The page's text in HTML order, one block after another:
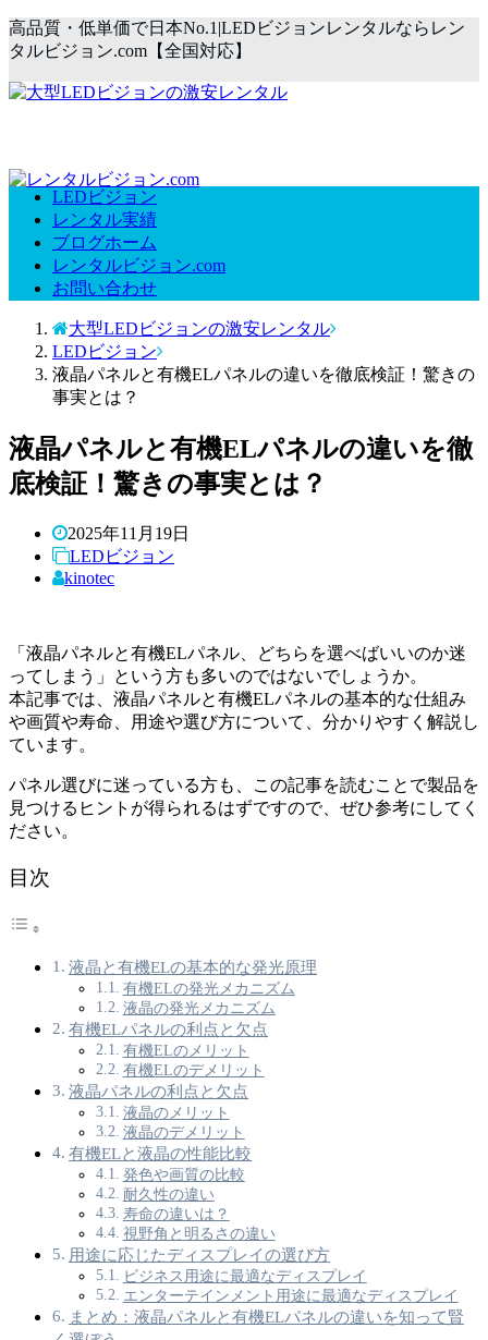
高品質・低単価で日本No.1|LEDビジョンレンタルならレン
タルビジョン.com【全国対応】
LEDビジョン
レンタル実績
ブログホーム
レンタルビジョン.com
お問い合わせ
大型LEDビジョンの激安レンタル
LEDビジョン
液晶パネルと有機ELパネルの違いを徹底検証！驚きの
事実とは？
液晶パネルと有機ELパネルの違いを徹
底検証！驚きの事実とは？
2025年11月19日
LEDビジョン
kinotec
「液晶パネルと有機ELパネル、どちらを選べばいいのか迷
ってしまう」という方も多いのではないでしょうか。
本記事では、液晶パネルと有機ELパネルの基本的な仕組み
や画質や寿命、用途や選び方について、分かりやすく解説し
ています。
パネル選びに迷っている方も、この記事を読むことで製品を
見つけるヒントが得られるはずですので、ぜひ参考にしてく
ださい。
目次
液晶と有機ELの基本的な発光原理
有機ELの発光メカニズム
液晶の発光メカニズム
有機ELパネルの利点と欠点
有機ELのメリット
有機ELのデメリット
液晶パネルの利点と欠点
液晶のメリット
液晶のデメリット
有機ELと液晶の性能比較
発色や画質の比較
耐久性の違い
寿命の違いは？
視野角と明るさの違い
用途に応じたディスプレイの選び方
ビジネス用途に最適なディスプレイ
エンターテインメント用途に最適なディスプレイ
まとめ：液晶パネルと有機ELパネルの違いを知って賢